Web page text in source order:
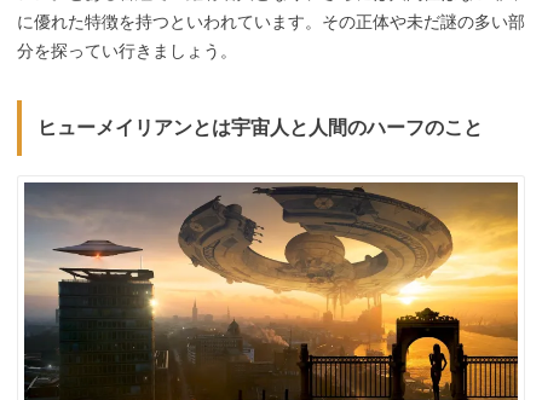
に優れた特徴を持つといわれています。その正体や未だ謎の多い部
分を探ってい行きましょう。
ヒューメイリアンとは宇宙人と人間のハーフのこと